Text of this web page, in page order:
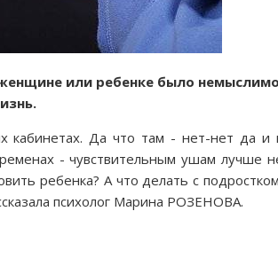
или ребенке было
кабинетах. Да что там - нет-нет да и
- чувствительным ушам лучше
ребенка? А что делать с
психолог Марина РОЗЕНОВА.